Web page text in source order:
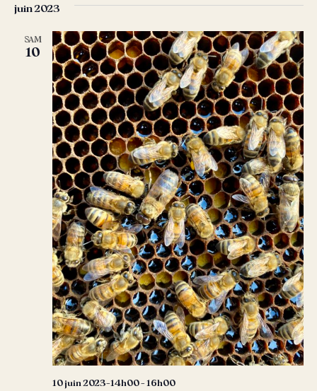
juin 2023
SAM
10
10 juin 2023-14h00- 16h00